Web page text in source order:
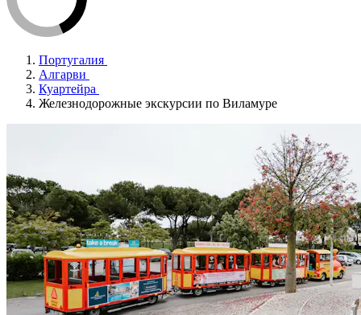
Португалия
Алгарви
Куартейра
Железнодорожные экскурсии по Виламуре